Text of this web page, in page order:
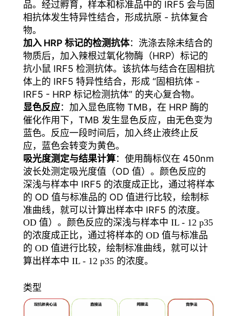
品。经过孵育，样本和标准品中的 IRF5 会与固
相抗体发生特异性结合，形成抗原 - 抗体复合
物。
加入 HRP 标记的检测抗体：洗涤去除未结合的
物质后，加入辣根过氧化物酶（HRP）标记的
抗小鼠 IRF5 检测抗体。该抗体与结合在固相抗
体上的 IRF5 特异性结合，形成 “固相抗体 -
IRF5 - HRP 标记检测抗体” 的夹心复合物。
显色反应：加入显色底物 TMB，在 HRP 酶的
催化作用下，TMB 发生显色反应，由无色变为
蓝色。反应一段时间后，加入终止液终止反
应，蓝色会转变为黄色。
吸光度测定与结果计算：使用酶标仪在 450nm
波长处测定吸光度值（OD 值）。颜色反应的
深浅与样本中 IRF5 的浓度成正比，通过将样本
的 OD 值与标准品的 OD 值进行比较，绘制标
准曲线，就可以计算出样本中 IRF5 的浓度。
OD 值）。颜色反应的深浅与样本中 IL - 12 p35
的浓度成正比，通过将样本的 OD 值与标准品
的 OD 值进行比较，绘制标准曲线，就可以计
算出样本中 IL - 12 p35 的浓度。
类型